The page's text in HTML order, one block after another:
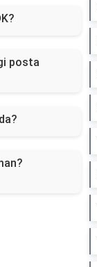
posta